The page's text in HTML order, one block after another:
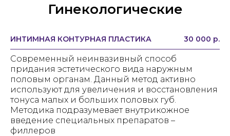
Гинекологические
ИНТИМНАЯ КОНТУРНАЯ ПЛАСТИКА 30 000 р.
Современный неинвазивный способ
придания эстетического вида наружным
половым органам. Данный метод активно
используют для увеличения и восстановления
тонуса малых и больших половых губ.
Методика подразумевает внутрикожное
введение специальных препаратов –
филлеров